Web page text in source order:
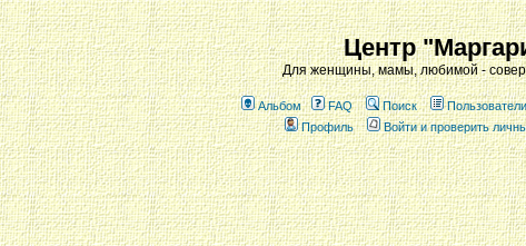
Центр
Для женщины, мамы, любимой -
Альбом FAQ Поиск Пользователи
Профиль
Войти и проверить